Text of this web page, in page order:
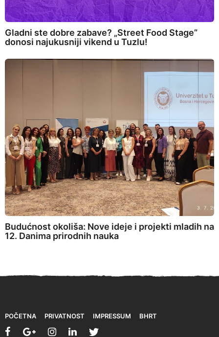
Gladni ste dobre zabave? „Street Food Stage”
donosi najukusniji vikend u Tuzlu!
Budućnost okoliša: Nove ideje i projekti mladih na
12. Danima prirodnih nauka
POČETNA PRIVATNOST IMPRESSUM BHRT